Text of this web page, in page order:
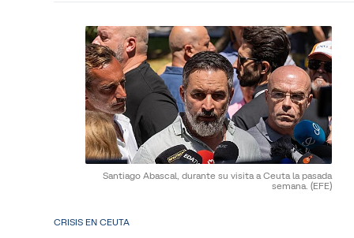
Santiago Abascal, durante su visita a Ceuta la pasada
semana. (EFE)
CRISIS EN CEUTA